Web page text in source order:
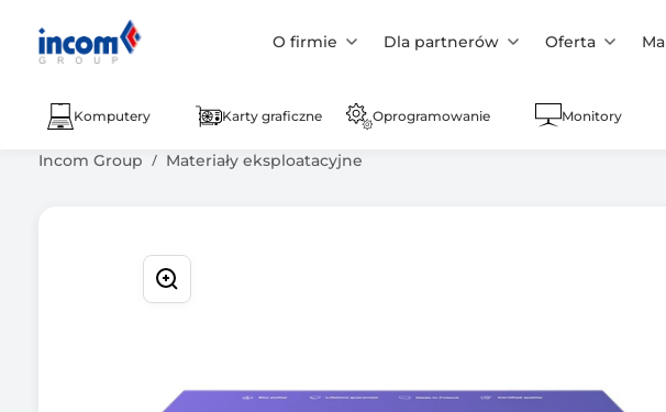
O firmie Dla partnerów Oferta
Komputery Karty graficzne Oprogramowanie Monitory
Incom Group Materiały eksploatacyjne